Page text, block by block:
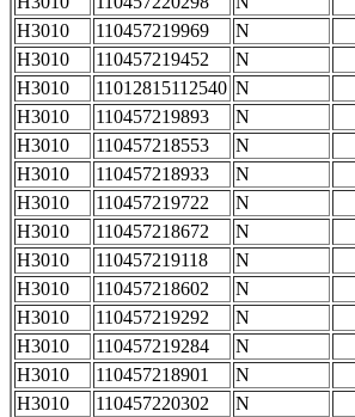
H3010
110457219969
N
H3010
110457219452
N
H3010
11012815112540 N
H3010
110457219893
N
H3010
110457218553
N
H3010
110457218933
N
H3010
110457219722
N
H3010
110457218672
N
H3010
110457219118
N
H3010
110457218602
N
H3010
110457219292
N
H3010
110457219284
N
H3010
110457218901
N
H3010
110457220302
N